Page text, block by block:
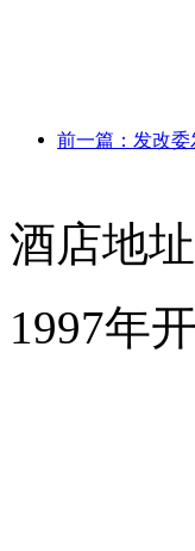
酒店地
1997年